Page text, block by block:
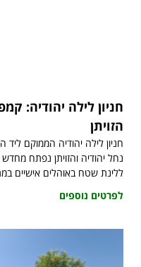
חניון לילה יהודיה:
הזויתן
חניון לילה יהודיה הממוקם ליד
נחל יהודיה והזויתן נפתח
ללינת שטח באוהלים אישיים
לפרטים נוספים